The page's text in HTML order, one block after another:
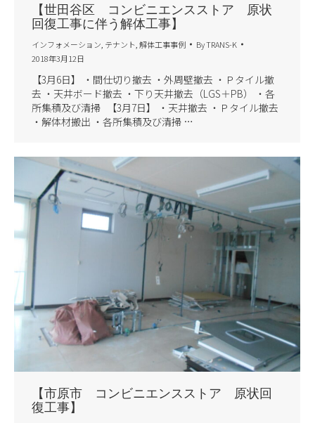
【世田谷区 コンビニエンスストア 原状
回復工事に伴う解体工事】
インフォメーション テナント 解体工事事例 ByTRANS-K
2018年3月12日
【3月6日】 ・間仕切り撤去 ・外周壁撤去 ・Ｐタイル撤
去 ・天井ボード撤去 ・下り天井撤去（LGS＋PB） ・各
所集積及び清掃 【3月7日】 ・天井撤去 ・Ｐタイル撤去
・解体材搬出 ・各所集積及び清掃 …
【市原市 コンビニエンスストア 原状回
復工事】